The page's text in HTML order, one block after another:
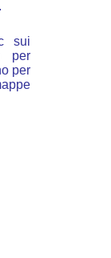
sui
per
per